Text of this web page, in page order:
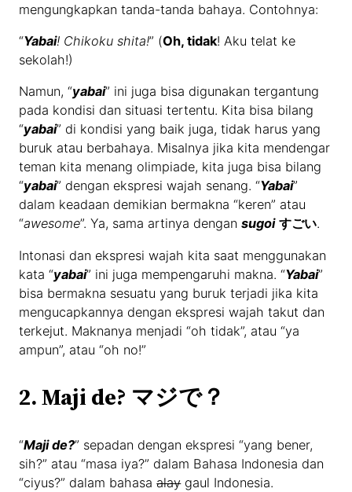
mengungkapkan tanda-tanda bahaya. Contohnya:
“Yabai! Chikoku shita!” (Oh, tidak! Aku telat ke
sekolah!)
Namun, “yabai” ini juga bisa digunakan tergantung
pada kondisi dan situasi tertentu. Kita bisa bilang
“yabai” di kondisi yang baik juga, tidak harus yang
buruk atau berbahaya. Misalnya jika kita mendengar
teman kita menang olimpiade, kita juga bisa bilang
“yabai” dengan ekspresi wajah senang. “Yabai”
dalam keadaan demikian bermakna “keren” atau
“awesome”. Ya, sama artinya dengansugoi すごい.
Intonasi dan ekspresi wajah kita saat menggunakan
kata “yabai” ini juga mempengaruhi makna. “Yabai”
bisa bermakna sesuatu yang buruk terjadi jika kita
mengucapkannya dengan ekspresi wajah takut dan
terkejut. Maknanya menjadi “oh tidak”, atau “ya
ampun”, atau “oh no!”
2. Maji de? マジで？
“Maji de?” sepadan dengan ekspresi “yang bener,
sih?” atau “masa iya?” dalam Bahasa Indonesia dan
“ciyus?” dalam bahasaalaygaul Indonesia.